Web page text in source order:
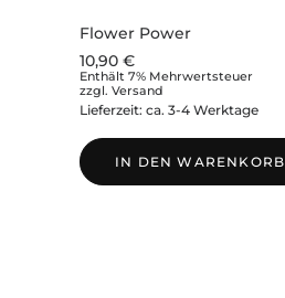
Flower Power
10,90 €
Enthält 7% Mehrwertsteuer
zzgl. Versand
Lieferzeit: ca. 3-4 Werktage
IN DEN WARENKORB